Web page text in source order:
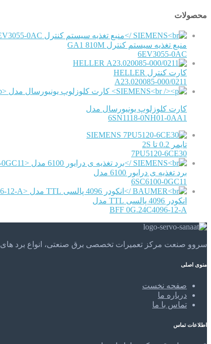
محصولات
منبع تغذیه سیستم کنترل GA1 810M
6EV3055-0AC
HELLER
کارت کنترل HELLER
A23.020085-000/0211
کارت کلوزلوپ یونیورسال مدل
6SN1118-0NH01-0AA1
SIEMENS
تایمر 0.2 تا 2S
7PU5120-6CE30
برد تغذیه ی درایور 6100 مدل
6SC6100-0GC11
انکودر 4096 پالسی TTL مدل
BFF 0G.24C4096-12-A
سروو صنعت مرکز تعمیرات تخصصی برق صنعتی، انواع برد های plc، موتور های الکتریکی و . . . تعمیرات تخصصی و مهندسی را در مرکز تعمیرات تخصصی سروو صنعت تجربه کنید.
منوی اصلی
صفحه نخست
درباره ما
تماس با ما
اطلاعات تماس